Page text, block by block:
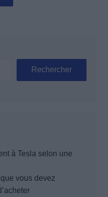
Rechercher
à Tesla selon une
vous devez